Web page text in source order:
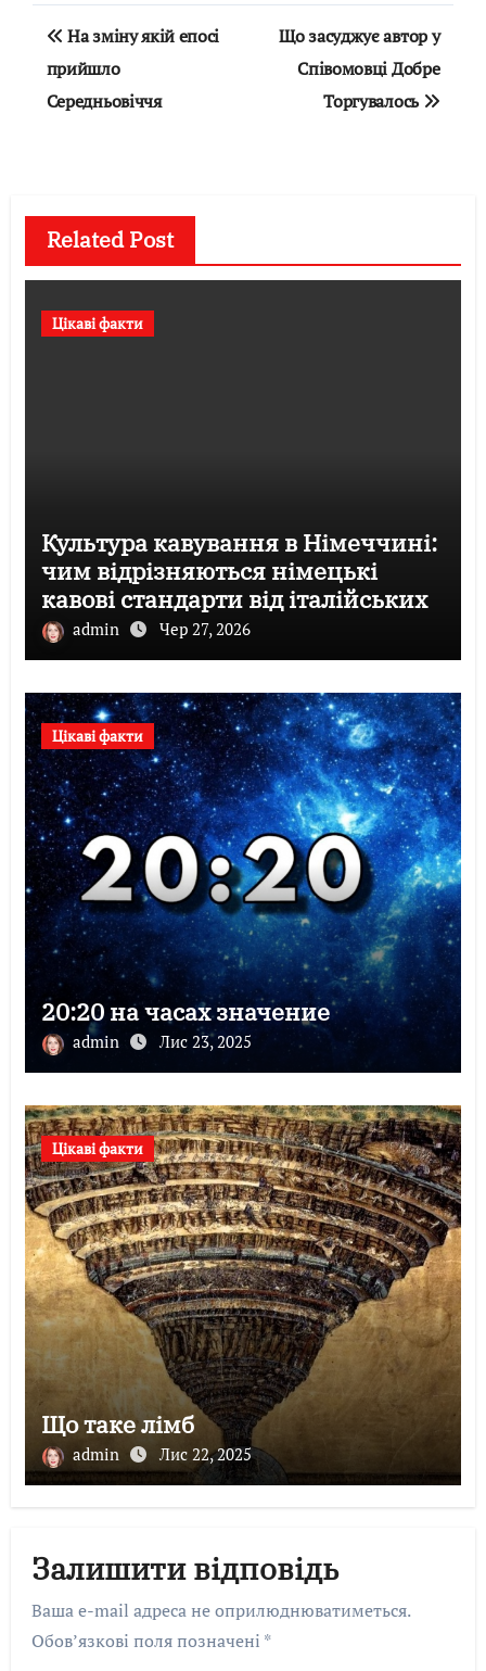
Навігація
записів
На зміну якій епосі
прийшло
Середньовіччя
Що засуджує автор у
Співомовці Добре
Торгувалось
Related Post
Цікаві факти
Культура кавування в Німеччині:
чим відрізняються німецькі
кавові стандарти від італійських
admin Чер 27, 2026
Цікаві факти
20:20 на часах значение
admin Лис 23, 2025
Цікаві факти
Що таке лімб
admin Лис 22, 2025
Залишити відповідь
Ваша e-mail адреса не оприлюднюватиметься.
Обов’язкові поля позначені *